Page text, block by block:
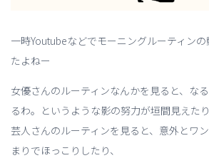
一時Youtubeなどでモーニングルーティン
たよねー
女優さんのルーティンなんかを見ると、な
るわ。というような影の努力が垣間見えたり
芸人さんのルーティンを見ると、意外とワ
まりでほっこりしたり、